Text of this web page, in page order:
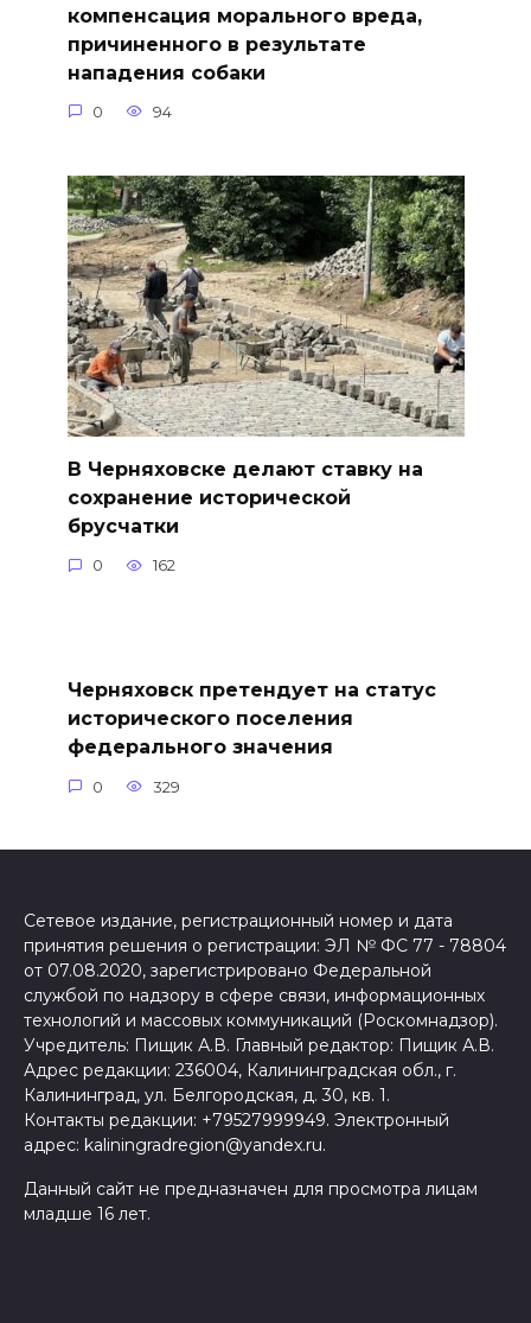
компенсация морального вреда,
причиненного в результате
нападения собаки
0 94
В Черняховске делают ставку на
сохранение исторической
брусчатки
0 162
Черняховск претендует на статус
исторического поселения
федерального значения
0 329
Сетевое издание, регистрационный номер и дата
принятия решения о регистрации: ЭЛ № ФС 77 - 78804
от 07.08.2020, зарегистрировано Федеральной
службой по надзору в сфере связи, информационных
технологий и массовых коммуникаций (Роскомнадзор).
Учредитель: Пищик А.В. Главный редактор: Пищик А.В.
Адрес редакции: 236004, Калининградская обл., г.
Калининград, ул. Белгородская, д. 30, кв. 1.
Контакты редакции: +79527999949. Электронный
адрес: kaliningradregion@yandex.ru.
Данный сайт не предназначен для просмотра лицам
младше 16 лет.